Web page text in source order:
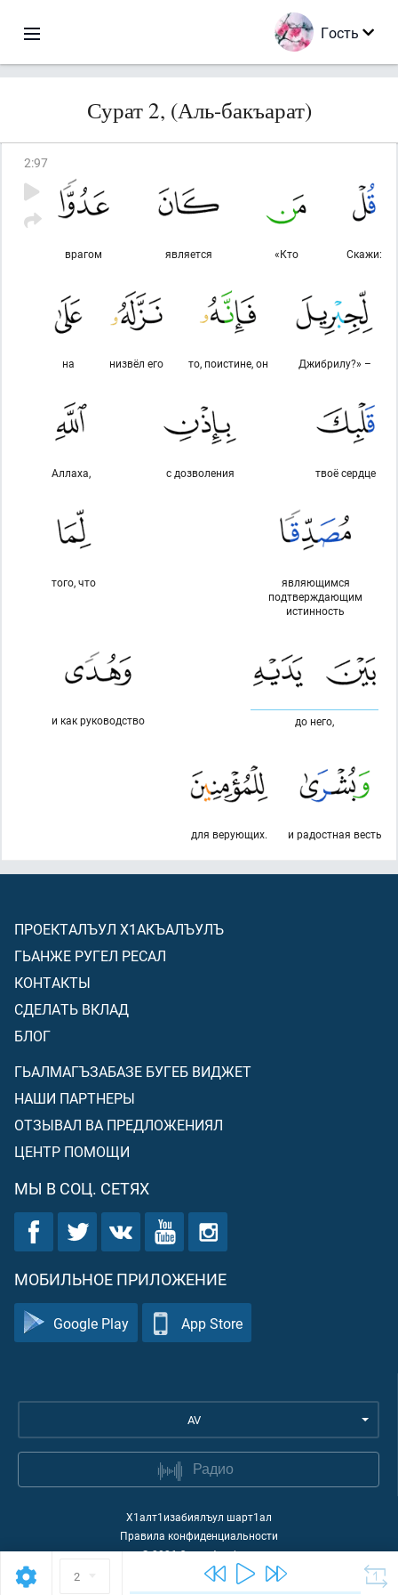
Гость
2
Сурат 2, (Аль-бакъарат)
2:97
Скажи:
«Кто
является
врагом
Джибрилу?» –
то, поистине, он
низвёл его
на
твоё сердце
с дозволения
Аллаха,
являющимся
подтверждающим
истинность
того, что
до него,
и как руководство
и радостная весть
для верующих.
ПРОЕКТАЛЪУЛ Х1АКЪАЛЪУЛЪ
ГЬАНЖЕ РУГЕЛ РЕСАЛ
КОНТАКТЫ
СДЕЛАТЬ ВКЛАД
БЛОГ
ГЬАЛМАГЪЗАБАЗЕ БУГЕБ ВИДЖЕТ
НАШИ ПАРТНЕРЫ
ОТЗЫВАЛ ВА ПРЕДЛОЖЕНИЯЛ
ЦЕНТР ПОМОЩИ
МЫ В СОЦ. СЕТЯХ
МОБИЛЬНОЕ ПРИЛОЖЕНИЕ
Google Play App Store
AV
Радио
Х1алт1изабиялъул шарт1ал
Правила конфиденциальности
©2026Quran Academy